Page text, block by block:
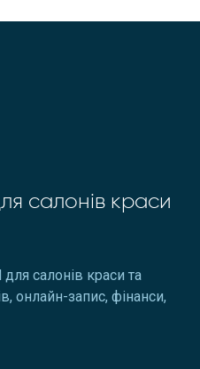
салонів краси
салонів краси та
онлайн-запис, фінанси,